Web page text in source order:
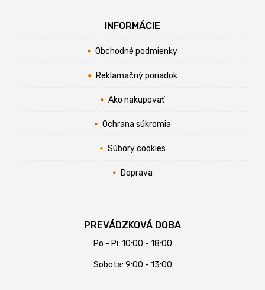
INFORMÁCIE
Obchodné podmienky
Reklamačný poriadok
Ako nakupovať
Ochrana súkromia
Súbory cookies
Doprava
PREVÁDZKOVÁ DOBA
Po - Pi: 10:00 - 18:00
Sobota: 9:00 - 13:00